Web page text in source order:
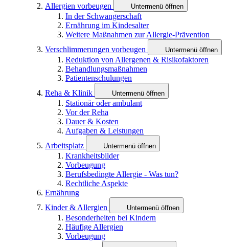
Allergien vorbeugen
Untermenü öffnen
In der Schwangerschaft
Ernährung im Kindesalter
Weitere Maßnahmen zur Allergie-Prävention
Verschlimmerungen vorbeugen
Untermenü öffnen
Reduktion von Allergenen & Risikofaktoren
Behandlungsmaßnahmen
Patientenschulungen
Reha & Klinik
Untermenü öffnen
Stationär oder ambulant
Vor der Reha
Dauer & Kosten
Aufgaben & Leistungen
Arbeitsplatz
Untermenü öffnen
Krankheitsbilder
Vorbeugung
Berufsbedingte Allergie - Was tun?
Rechtliche Aspekte
Ernährung
Kinder & Allergien
Untermenü öffnen
Besonderheiten bei Kindern
Häufige Allergien
Vorbeugung